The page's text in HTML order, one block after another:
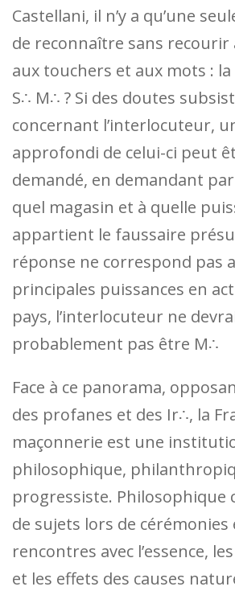
Castellani, il n’y a qu’une
de reconnaître sans recourir
aux touchers et aux mots :
S∴ M∴ ? Si des doutes
concernant l’interlocuteur,
approfondi de celui-ci peut
demandé, en demandant
quel magasin et à quelle
appartient le faussaire
réponse ne correspond pas
principales puissances en
pays, l’interlocuteur ne
probablement pas être M∴
Face à ce panorama,
des profanes et des Ir∴, la
maçonnerie est une
philosophique,
progressiste. Philosophique
de sujets lors de cérémonies
rencontres avec l’essence,
et les effets des causes